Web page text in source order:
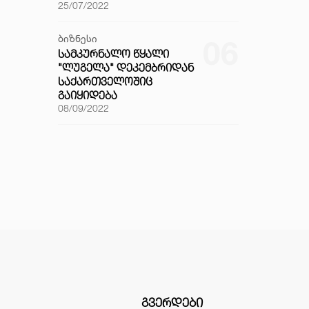
25/07/2022
ბიზნესი
ᲡᲐᲛᲙᲣᲠᲜᲐᲚᲝ ᲬᲧᲐᲚᲘ
"ᲚᲣᲒᲔᲚᲐ" ᲓᲔᲙᲔᲛᲑᲠᲘᲓᲐᲜ
ᲡᲐᲥᲐᲠᲗᲕᲔᲚᲝᲨᲘᲪ
ᲒᲐᲘᲧᲘᲓᲔᲑᲐ
08/09/2022
ᲒᲕᲔᲠᲓᲔᲑᲘ